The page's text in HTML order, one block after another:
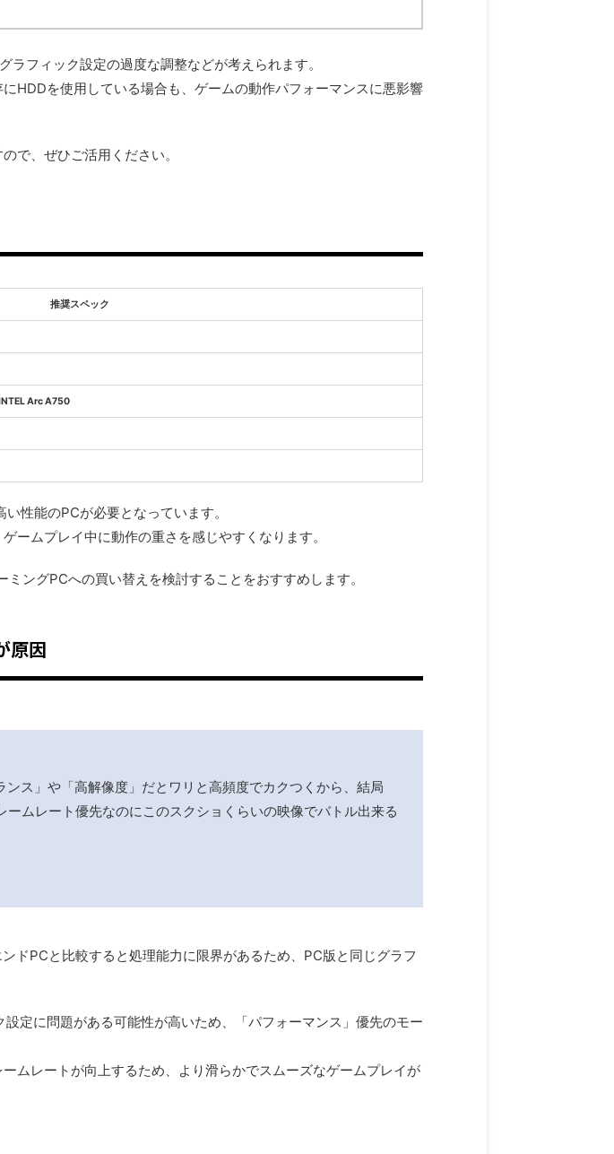
ラフィック設定の過度な調整などが考えられます。
HDDを使用している場合も、ゲームの動作パフォーマンスに悪影響
で、ぜひご活用ください。
推奨スペック
Arc A750
性能のPCが必要となっています。
ームプレイ中に動作の重さを感じやすくなります。
ングPCへの買い替えを検討することをおすすめします。
原因
ス」や「高解像度」だとワリと高頻度でカクつくから、結局
ムレート優先なのにこのスクショくらいの映像でバトル出来る
ドPCと比較すると処理能力に限界があるため、PC版と同じグラフ
定に問題がある可能性が高いため、「パフォーマンス」優先のモー
ムレートが向上するため、より滑らかでスムーズなゲームプレイが